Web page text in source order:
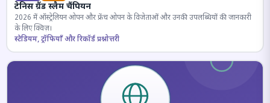
टेनिस ग्रैंड स्लैम चैंपियन
2026 में ऑस्ट्रेलियन ओपन और फ्रेंच ओपन के विजेताओं और उनकी उपलब्धियों की जानकारी
के लिए क्विज़।
स्टेडियम, ट्रॉफियाँ और रिकॉर्ड प्रश्नोत्तरी